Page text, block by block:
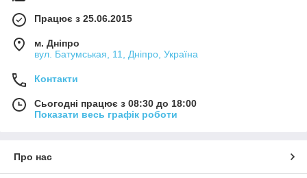
Працює з 25.06.2015
м. Дніпро
вул. Батумськая, 11, Дніпро, Україна
Контакти
Сьогодні працює з 08:30 до 18:00
Показати весь графік роботи
Про нас